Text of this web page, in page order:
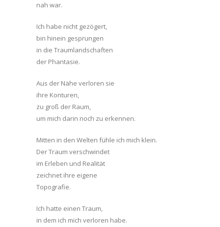
nah war.
Ich habe nicht gezögert,
bin hinein gesprungen
in die Traumlandschaften
der Phantasie.
Aus der Nähe verloren sie
ihre Konturen,
zu groß der Raum,
um mich darin noch zu erkennen.
Mitten in den Welten fühle ich mich klein.
Der Traum verschwindet
im Erleben und Realität
zeichnet ihre eigene
Topografie.
Ich hatte einen Traum,
in dem ich mich verloren habe.